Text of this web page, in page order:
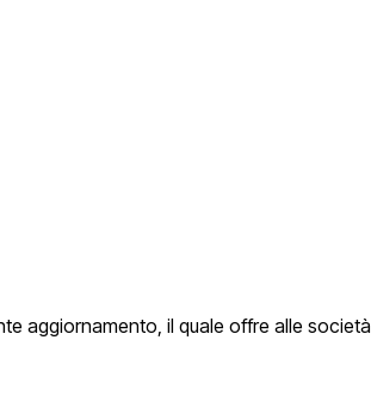
aggiornamento, il quale offre alle società